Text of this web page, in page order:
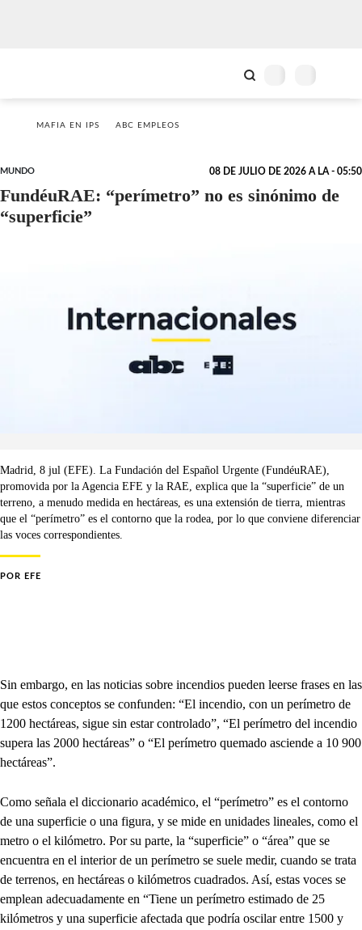
MAFIA EN IPS ABC EMPLEOS
MUNDO 08 DE JULIO DE 2026 A LA - 05:50
FundéuRAE: “perímetro” no es sinónimo de
“superficie”
Madrid, 8 jul (EFE). La Fundación del Español Urgente (FundéuRAE),
promovida por la Agencia EFE y la RAE, explica que la “superficie” de un
terreno, a menudo medida en hectáreas, es una extensión de tierra, mientras
que el “perímetro” es el contorno que la rodea, por lo que conviene diferenciar
las voces correspondientes.
POR EFE
Sin embargo, en las noticias sobre incendios pueden leerse frases en las
que estos conceptos se confunden: “El incendio, con un perímetro de
1200 hectáreas, sigue sin estar controlado”, “El perímetro del incendio
supera las 2000 hectáreas” o “El perímetro quemado asciende a 10 900
hectáreas”.
Como señala el diccionario académico, el “perímetro” es el contorno
de una superficie o una figura, y se mide en unidades lineales, como el
metro o el kilómetro. Por su parte, la “superficie” o “área” que se
encuentra en el interior de un perímetro se suele medir, cuando se trata
de terrenos, en hectáreas o kilómetros cuadrados. Así, estas voces se
emplean adecuadamente en “Tiene un perímetro estimado de 25
kilómetros y una superficie afectada que podría oscilar entre 1500 y